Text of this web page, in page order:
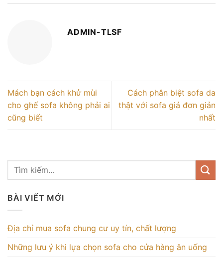
ADMIN-TLSF
Mách bạn cách khử mùi
cho ghế sofa không phải ai
cũng biết
Cách phân biệt sofa da
thật với sofa giả đơn giản
nhất
BÀI VIẾT MỚI
Địa chỉ mua sofa chung cư uy tín, chất lượng
Những lưu ý khi lựa chọn sofa cho cửa hàng ăn uống